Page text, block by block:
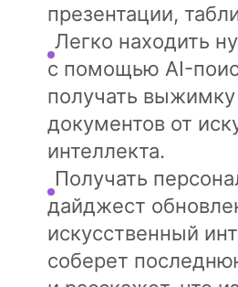
презентации,
Легко находить
с помощью AI-
получать
документов от
интеллекта.
Получать
дайджест
искусственный
соберет